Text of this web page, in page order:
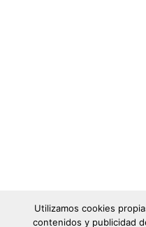
Utilizamos cookies
contenidos y publicidad